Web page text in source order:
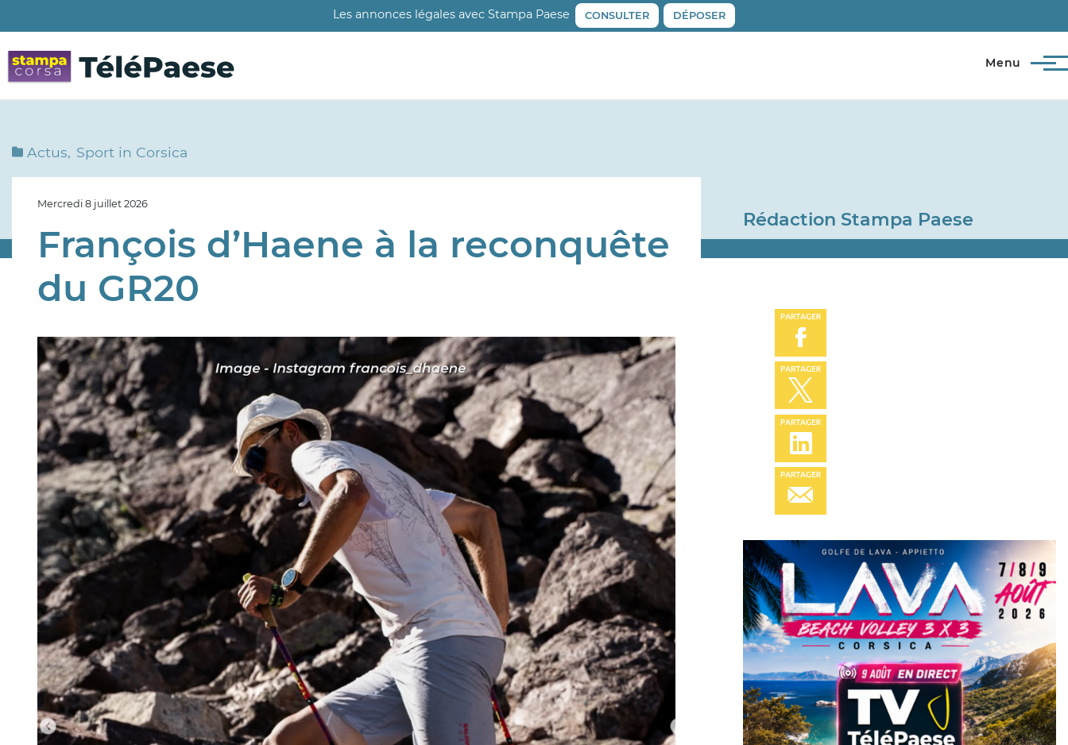
au
contenu
principal
Les annonces légales avec Stampa Paese CONSULTER DÉPOSER
Menu
Actus Sport in Corsica
Mercredi 8 juillet 2026
François d’Haene à la reconquête
du GR20
Image
Rédaction Stampa Paese